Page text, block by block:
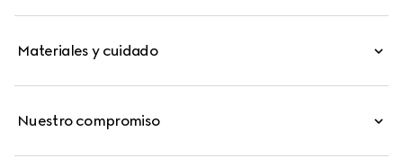
Materiales y cuidado
Nuestro compromiso